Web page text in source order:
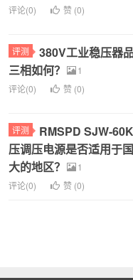
评论(0)
赞 (0)
评测
380V工业稳压器
三相如何？
1
评论(0)
赞 (0)
评测
RMSPD SJW-
压调压电源是否适用于
大的地区？
1
评论(0)
赞 (0)